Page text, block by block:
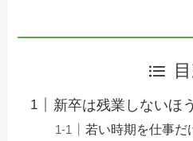
新卒は残業しないほ
若い時期を仕事だ